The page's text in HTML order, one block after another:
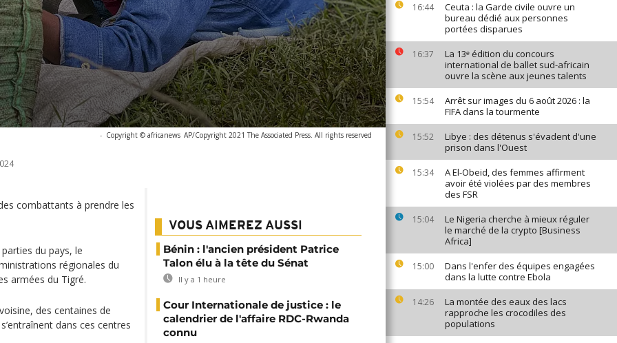
16:44
Ceuta : la Garde civile ouvre un
bureau dédié aux personnes
portées disparues
16:37
La 13ᵉ édition du concours
international de ballet sud-africain
ouvre la scène aux jeunes talents
15:54
Arrêt sur images du 6 août 2026 : la
FIFA dans la tourmente
15:52
Libye : des détenus s'évadent d'une
prison dans l'Ouest
15:34
A El-Obeid, des femmes affirment
avoir été violées par des membres
des FSR
15:04
Le Nigeria cherche à mieux réguler
le marché de la crypto [Business
Africa]
15:00
Dans l'enfer des équipes engagées
dans la lutte contre Ebola
14:26
La montée des eaux des lacs
rapproche les crocodiles des
populations
- Copyright © africanews AP/Copyright 2021 The Associated Press. All rights reserved
combattants à prendre les
du pays, le
régionales du
armées du Tigré.
des centaines de
dans ces centres
VOUS AIMEREZ AUSSI
Bénin : l'ancien président Patrice
Talon élu à la tête du Sénat
Il y a 1 heure
Cour Internationale de justice : le
calendrier de l'affaire RDC-Rwanda
connu